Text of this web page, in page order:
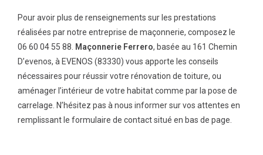
Pour avoir plus de renseignements sur les prestations
réalisées par notre entreprise de maçonnerie, composez le
06 60 04 55 88. Maçonnerie Ferrero, basée au 161 Chemin
D’evenos, à EVENOS (83330) vous apporte les conseils
nécessaires pour réussir votre rénovation de toiture, ou
aménager l’intérieur de votre habitat comme par la pose de
carrelage. N’hésitez pas à nous informer sur vos attentes en
remplissant le formulaire de contact situé en bas de page.